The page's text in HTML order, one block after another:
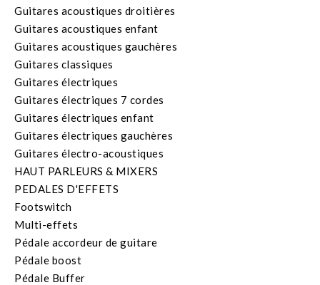
Guitares acoustiques droitières
Guitares acoustiques enfant
Guitares acoustiques gauchères
Guitares classiques
Guitares électriques
Guitares électriques 7 cordes
Guitares électriques enfant
Guitares électriques gauchères
Guitares électro-acoustiques
HAUT PARLEURS & MIXERS
PEDALES D'EFFETS
Footswitch
Multi-effets
Pédale accordeur de guitare
Pédale boost
Pédale Buffer